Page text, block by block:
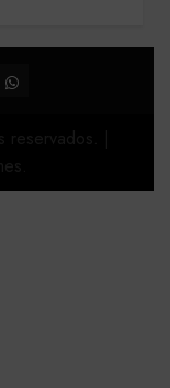
2026
0
WhatsApp